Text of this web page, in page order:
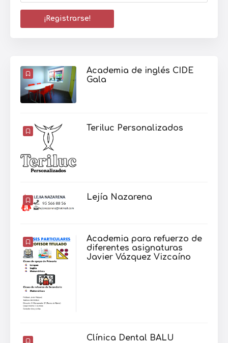
Academia de inglés CIDE
Gala
Teriluc Personalizados
Lejía Nazarena
Academia para refuerzo de
diferentes asignaturas
Javier Vázquez Vizcaíno
Clínica Dental BALU